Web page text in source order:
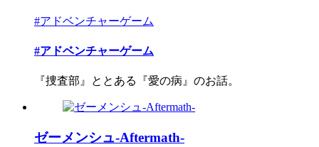
#アドベンチャーゲーム
#アドベンチャーゲーム
『捜査部』ととある『愛の病』のお話。
ゼーメンシュ-Aftermath-